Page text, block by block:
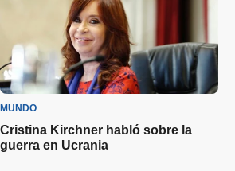
MUNDO
Cristina Kirchner habló sobre la
guerra en Ucrania